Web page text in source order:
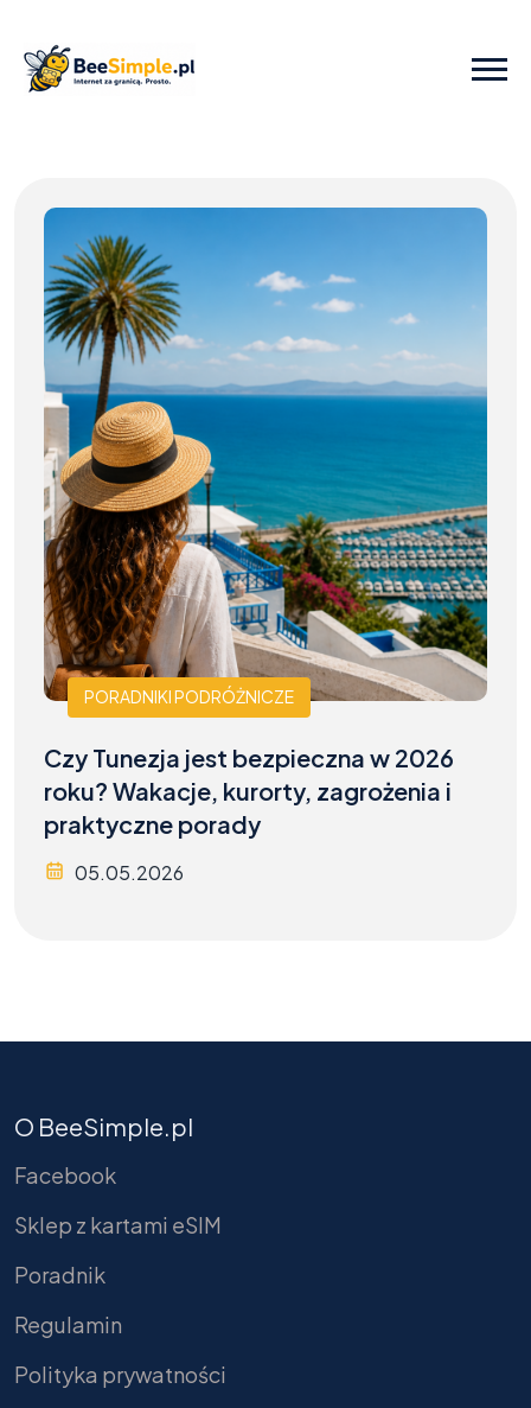
PORADNIKI PODRÓŻNICZE
Czy Tunezja jest bezpieczna w 2026
roku? Wakacje, kurorty, zagrożenia i
praktyczne porady
05.05.2026
O BeeSimple.pl
Facebook
Sklep z kartami eSIM
Poradnik
Regulamin
Polityka prywatności